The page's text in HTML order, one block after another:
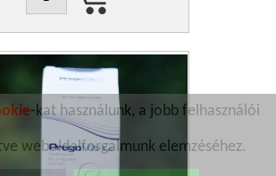
-kat használunk, a jobb felhasználói
weboldalforgalmunk elemzéséhez.